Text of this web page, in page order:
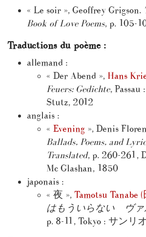
« Le soir », Geoffrey Grigson.
Book of Love Poems, p. 105-
Traductions du poème :
allemand :
« Der Abend », Hans
Feuers: Gedichte, Passau
Stutz, 2012
anglais :
« Evening », Denis
Ballads, Poems, and
Translated, p. 260-261,
Mc Glashan, 1850
japonais :
« 夜 », Tamotsu Tanabe
はもういらない ヴァ
p. 8-11, Tokyo : サンリ